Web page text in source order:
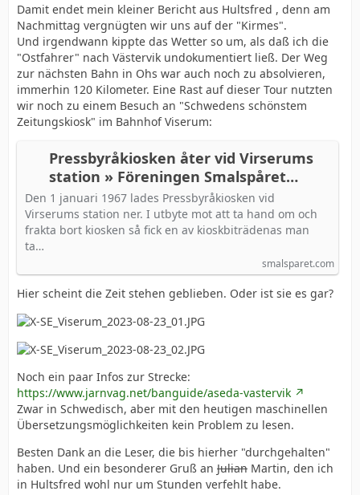
Damit endet mein kleiner Bericht aus Hultsfred , denn am
Nachmittag vergnügten wir uns auf der "Kirmes".
Und irgendwann kippte das Wetter so um, als daß ich die
"Ostfahrer" nach Västervik undokumentiert ließ. Der Weg
zur nächsten Bahn in Ohs war auch noch zu absolvieren,
immerhin 120 Kilometer. Eine Rast auf dieser Tour nutzten
wir noch zu einem Besuch an "Schwedens schönstem
Zeitungskiosk" im Bahnhof Viserum:
Pressbyråkiosken åter vid Virserums
station » Föreningen Smalspåret
Växjö-Västervik
Den 1 januari 1967 lades Pressbyråkiosken vid
Virserums station ner. I utbyte mot att ta hand om och
frakta bort kiosken så fick en av kioskbiträdenas man
ta…
smalsparet.com
Hier scheint die Zeit stehen geblieben. Oder ist sie es gar?
Noch ein paar Infos zur Strecke:
https://www.jarnvag.net/banguide/aseda-vastervik
Zwar in Schwedisch, aber mit den heutigen maschinellen
Übersetzungsmöglichkeiten kein Problem zu lesen.
Besten Dank an die Leser, die bis hierher "durchgehalten"
haben. Und ein besonderer Gruß an Julian Martin, den ich
in Hultsfred wohl nur um Stunden verfehlt habe.